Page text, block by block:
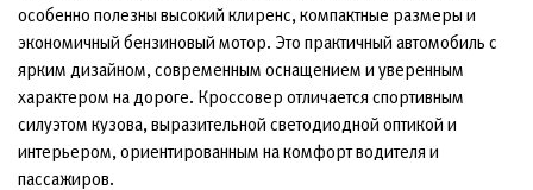
особенно полезны высокий клиренс, компактные размеры и
экономичный бензиновый мотор. Это практичный автомобиль с
ярким дизайном, современным оснащением и уверенным
характером на дороге. Кроссовер отличается спортивным
силуэтом кузова, выразительной светодиодной оптикой и
интерьером, ориентированным на комфорт водителя и
пассажиров.